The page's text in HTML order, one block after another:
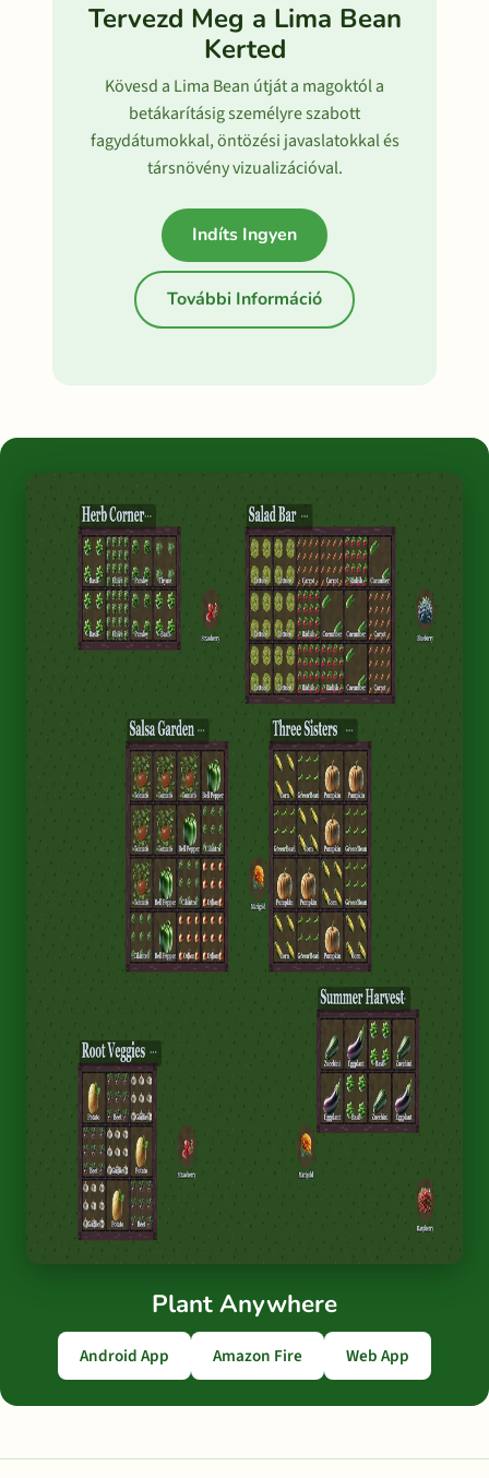
Tervezd Meg a Lima Bean
Kerted
Kövesd a Lima Bean útját a magoktól a
betákarításig személyre szabott
fagydátumokkal, öntözési javaslatokkal és
társnövény vizualizációval.
Indíts Ingyen
További Információ
Plant Anywhere
Android App Amazon Fire Web App